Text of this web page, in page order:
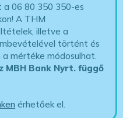
a 06 80 350 350-es
A THM
illetve a
történt és
mértéke módosulhat.
MBH Bank Nyrt. függő
érhetőek el.